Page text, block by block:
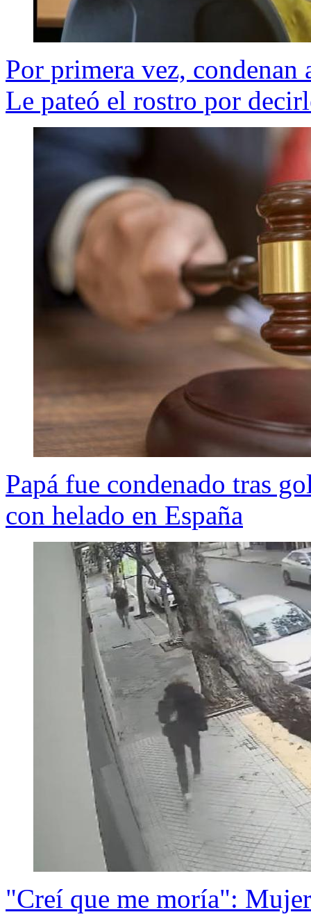
Por primera vez,
Le pateó el rostro por
Papá fue condenado tras
con helado en España
"Creí que me moría":